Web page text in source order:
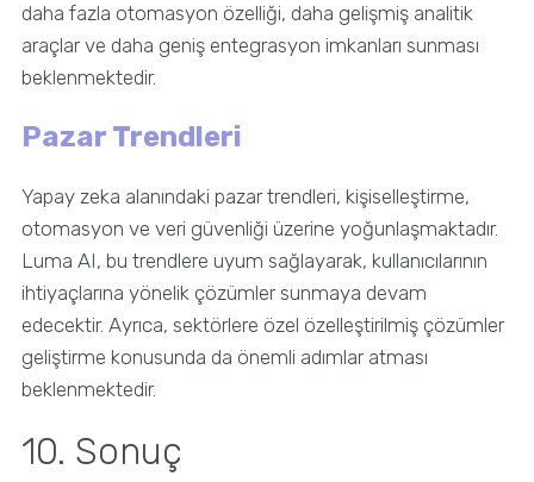
daha fazla otomasyon özelliği, daha gelişmiş analitik
araçlar ve daha geniş entegrasyon imkanları sunması
beklenmektedir.
Pazar Trendleri
Yapay zeka alanındaki pazar trendleri, kişiselleştirme,
otomasyon ve veri güvenliği üzerine yoğunlaşmaktadır.
Luma AI, bu trendlere uyum sağlayarak, kullanıcılarının
ihtiyaçlarına yönelik çözümler sunmaya devam
edecektir. Ayrıca, sektörlere özel özelleştirilmiş çözümler
geliştirme konusunda da önemli adımlar atması
beklenmektedir.
10. Sonuç